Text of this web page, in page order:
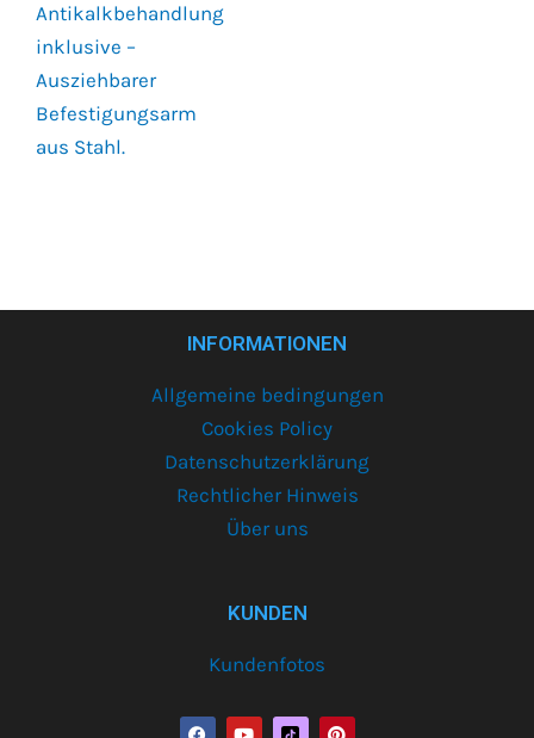
Antikalkbehandlung
inklusive –
Ausziehbarer
Befestigungsarm
aus Stahl.
INFORMATIONEN
Allgemeine bedingungen
Cookies Policy
Datenschutzerklärung
Rechtlicher Hinweis
Über uns
KUNDEN
Kundenfotos
F
Y
P